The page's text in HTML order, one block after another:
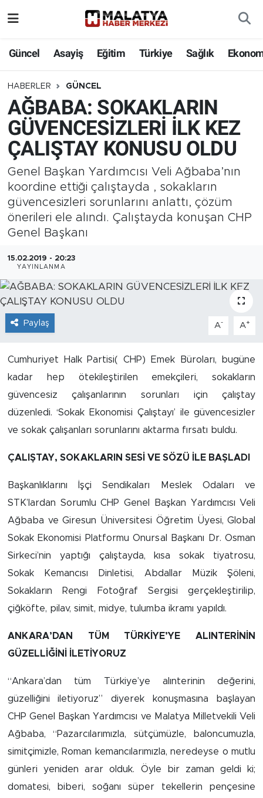
Güncel Asayiş Eğitim Türkiye Sağlık
HABERLER GÜNCEL
AĞBABA: SOKAKLARIN
GÜVENCESİZLERİ İLK KEZ
ÇALIŞTAY KONUSU OLDU
Genel Başkan Yardımcısı Veli Ağbaba’nın
koordine ettiği çalıştayda , sokakların
güvencesizleri sorunlarını anlattı, çözüm
önerileri ele alındı. Çalıştayda konuşan CHP
Genel Başkanı
15.02.2019 - 20:23
YAYINLANMA
Paylaş A- A+
Cumhuriyet Halk Partisi( CHP) Emek Büroları, bugüne
kadar hep ötekileştirilen emekçileri, sokakların
güvencesiz çalışanlarının sorunları için çalıştay
düzenledi. ‘Sokak Ekonomisi Çalıştayı’ ile güvencesizler
ve sokak çalışanları sorunlarını aktarma fırsatı buldu.
ÇALIŞTAY, SOKAKLARIN SESİ VE SÖZÜ İLE BAŞLADI
Başkanlıklarını İşçi Sendikaları Meslek Odaları ve
STK’lardan Sorumlu CHP Genel Başkan Yardımcısı Veli
Ağbaba ve Giresun Üniversitesi Öğretim Üyesi, Global
Sokak Ekonomisi Platformu Onursal Başkanı Dr. Osman
Sirkeci’nin yaptığı çalıştayda, kısa sokak tiyatrosu,
Sokak Kemancısı Dinletisi, Abdallar Müzik Şöleni,
Sokakların Rengi Fotoğraf Sergisi gerçekleştirilip,
çiğköfte, pilav, simit, midye, tulumba ikramı yapıldı.
ANKARA’DAN TÜM TÜRKİYE’YE ALINTERİNİN
GÜZELLİĞİNİ İLETİYORUZ
“Ankara’dan tüm Türkiye’ye alınterinin değerini,
güzelliğini iletiyoruz” diyerek konuşmasına başlayan
CHP Genel Başkan Yardımcısı ve Malatya Milletvekili Veli
Ağbaba, “Pazarcılarımızla, sütçümüzle, baloncumuzla,
simitçimizle, Roman kemancılarımızla, neredeyse o mutlu
günleri yeniden arar olduk. Öyle bir zaman geldi ki;
domatesi, biberi, soğanı süper tekellerin pençesine
Eğitim
Türkiye
Sağlık
Güncel
Kültür
Teknoloji
İş İlanları
Dünya
Yazıhan
Yeşilyurt
Akçadağ
Doğanyol
Arapgir
Arguvan
Darende
Kale
Pütürge
Sinema